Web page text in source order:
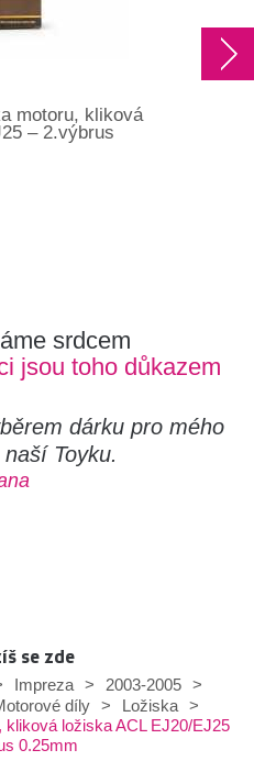
motoru, kliková
– 2.výbrus
srdcem
jsou toho důkazem
dárku pro mého
Toyku.
se zde
Impreza > 2003-2005
>
díly > Ložiska
>
ložiska ACL EJ20/EJ25
0.25mm